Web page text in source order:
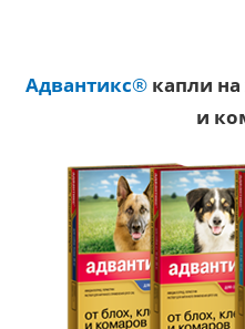
Адвантикс® капли
и